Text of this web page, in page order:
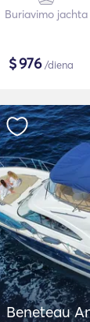
Buriavimo jachta
$976/diena
Beneteau